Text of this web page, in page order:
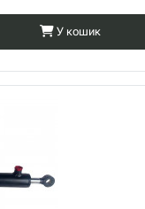
У кошик